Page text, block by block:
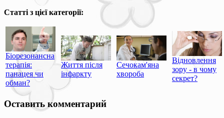
Статті з цієї категорії:
Біорезонансна
терапія:
панацея чи
обман?
Життя після
інфаркту
Сечокам'яна
хвороба
Відновлення
зору - в чому
секрет?
Оставить комментарий